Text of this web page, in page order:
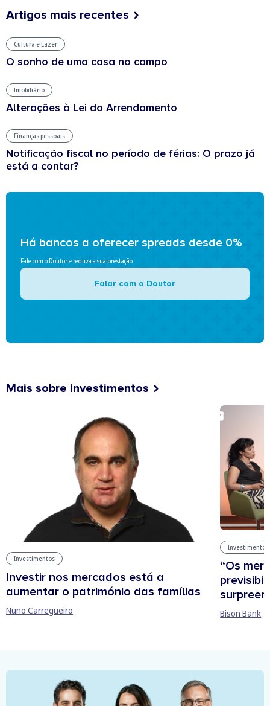
Artigos mais recentes
Cultura e Lazer
O sonho de uma casa no campo
Imobiliário
Alterações à Lei do Arrendamento
Finanças pessoais
Notificação fiscal no período de férias: O prazo já
está a contar?
Há bancos a oferecer spreads desde 0%
Fale com o Doutor e reduza a sua prestação
Falar com o Doutor
Mais sobre investimentos
Investimentos
Investir nos mercados está a
aumentar o património das famílias
Nuno Carregueiro
Investimentos
“Os
Bison Bank